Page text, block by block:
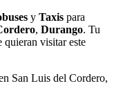
y Taxis para
, Durango. Tu
quieran visitar este
San Luis del Cordero,